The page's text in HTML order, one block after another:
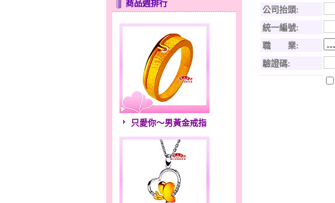
商品週排行
只愛你～男黃金戒指
公司抬頭:
統一編號:
職 業:
驗證碼: